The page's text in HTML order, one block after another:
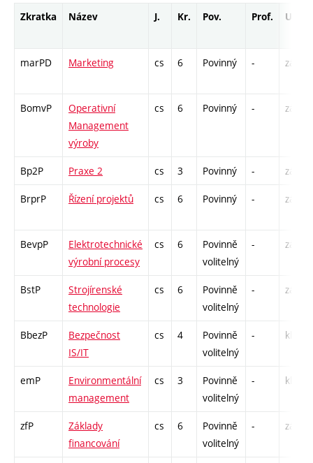
Zkratka Název J. Kr. Pov. Prof. Uk.
marPD Marketing cs 6 Povinný - zá,zk
BomvP
Operativní
Management
výroby
cs 6 Povinný - zá,zk
Bp2P Praxe 2 cs 3 Povinný - zá
BrprP Řízení projektů cs 6 Povinný - zá,zk
BevpP
Elektrotechnické
výrobní procesy
cs 6
Povinně
volitelný
- zá,zk
BstP
Strojírenské
technologie
cs 6
Povinně
volitelný
- zá,zk
BbezP
Bezpečnost
IS/IT
cs 4
Povinně
volitelný
- kl
emP
Environmentální
management
cs 3
Povinně
volitelný
- kl
zfP
Základy
financování
cs 6
Povinně
volitelný
- zá,zk